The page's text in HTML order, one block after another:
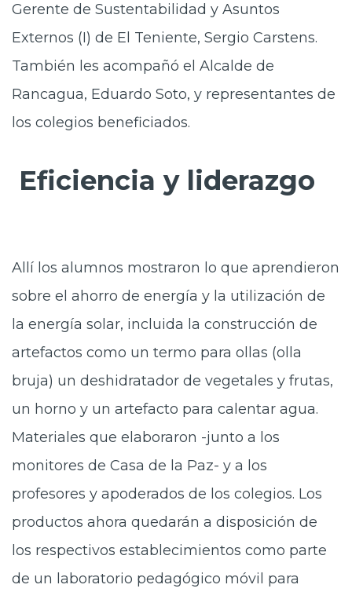
Gerente de Sustentabilidad y Asuntos
Externos (I) de El Teniente, Sergio Carstens.
También les acompañó el Alcalde de
Rancagua, Eduardo Soto, y representantes de
los colegios beneficiados.
Eficiencia y liderazgo
Allí los alumnos mostraron lo que aprendieron
sobre el ahorro de energía y la utilización de
la energía solar, incluida la construcción de
artefactos como un termo para ollas (olla
bruja) un deshidratador de vegetales y frutas,
un horno y un artefacto para calentar agua.
Materiales que elaboraron -junto a los
monitores de Casa de la Paz- y a los
profesores y apoderados de los colegios. Los
productos ahora quedarán a disposición de
los respectivos establecimientos como parte
de un laboratorio pedagógico móvil para